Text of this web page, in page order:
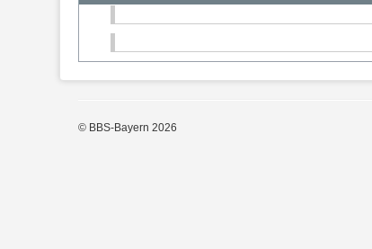
© BBS-Bayern 2026